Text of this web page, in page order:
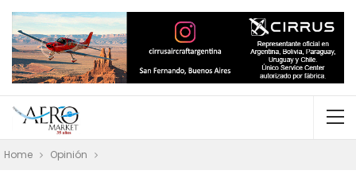
Home Opinión